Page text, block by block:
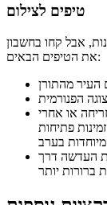
טיפים לצילום
אבל קחו בחשבון
את הטיפים הבאים:
העיר מהתורן
הפנורמית
או אחרי
פתיחות
מיוחדות בערב
העדשה דרך
ברורות יותר